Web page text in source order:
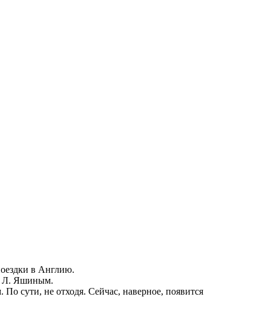
в Англию.
Л. Яшиным.
сути, не отходя. Сейчас, наверное, появится